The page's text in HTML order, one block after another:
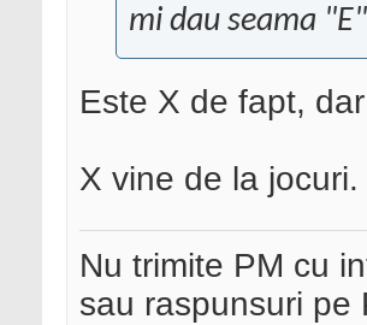
mi dau seama
Este X de fapt,
X vine de la jocuri.
Nu trimite PM cu
sau raspunsuri pe